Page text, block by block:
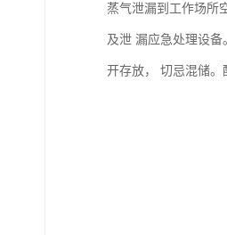
蒸气泄漏到工作场所
及泄 漏应急处理设
开存放， 切忌混储。